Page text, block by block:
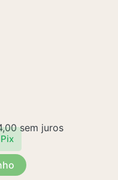
sem juros